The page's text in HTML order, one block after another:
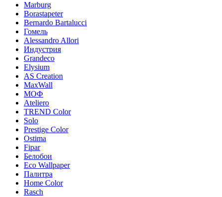
Marburg
Borastapeter
Bernardo Bartalucci
Гомель
Alessandro Allori
Индустрия
Grandeco
Elysium
AS Creation
MaxWall
МОФ
Ateliero
TREND Color
Solo
Prestige Color
Ostima
Fipar
Белобои
Eco Wallpaper
Палитра
Home Color
Rasch